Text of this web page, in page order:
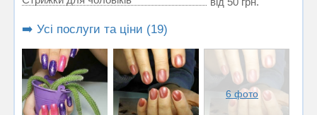
➡️ Усі послуги та ціни (19)
6 фото